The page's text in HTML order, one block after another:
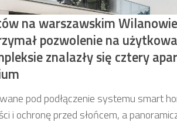
na warszawskim
pozwolenie na
znalazły się cztery
pod podłączenie systemu smart
i ochronę przed słońcem, a